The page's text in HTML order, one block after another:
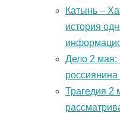
Катынь –
история
Дело 2 мая:
россиянина
Трагедия 2